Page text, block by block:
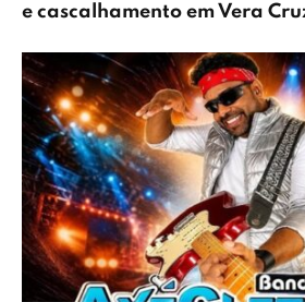
e cascalhamento em Vera